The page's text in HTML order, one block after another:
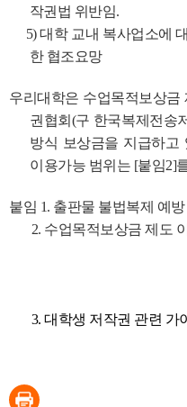
작권법 위반임.
5) 대학 교내 복사업소에
한 협조요망
우리대학은 수업목적보상
권협회(구 한국복제전송
방식 보상금을 지급하고
이용가능 범위는 [붙임2]
붙임 1. 출판물 불법복제 예
2. 수업목적보상금 제도
3. 대학생 저작권 관련 가